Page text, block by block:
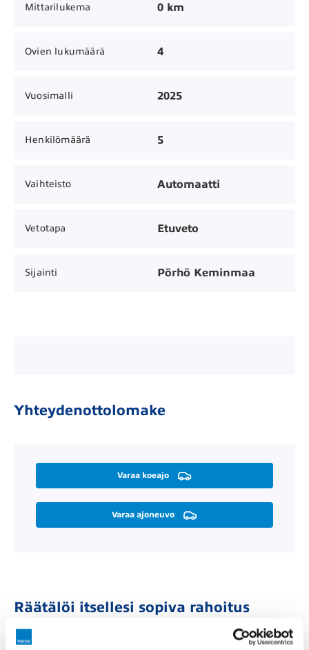
Mittarilukema 0 km
Ovien lukumäärä 4
Vuosimalli 2025
Henkilömäärä 5
Vaihteisto Automaatti
Vetotapa Etuveto
Sijainti Pörhö Keminmaa
Yhteydenottolomake
Varaa koeajo
Varaa ajoneuvo
Räätälöi itsellesi sopiva rahoitus